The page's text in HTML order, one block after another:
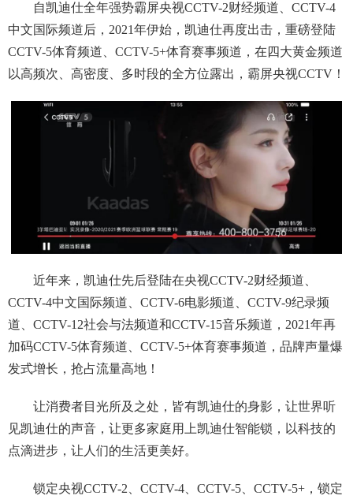
自凯迪仕全年强势霸屏央视CCTV-2财经频道、CCTV-4
中文国际频道后，2021年伊始，凯迪仕再度出击，重磅登陆
CCTV-5体育频道、CCTV-5+体育赛事频道，在四大黄金频道
以高频次、高密度、多时段的全方位露出，霸屏央视CCTV！
近年来，凯迪仕先后登陆在央视CCTV-2财经频道、
CCTV-4中文国际频道、CCTV-6电影频道、CCTV-9纪录频
道、CCTV-12社会与法频道和CCTV-15音乐频道，2021年再
加码CCTV-5体育频道、CCTV-5+体育赛事频道，品牌声量爆
发式增长，抢占流量高地！
让消费者目光所及之处，皆有凯迪仕的身影，让世界听
见凯迪仕的声音，让更多家庭用上凯迪仕智能锁，以科技的
点滴进步，让人们的生活更美好。
锁定央视CCTV-2、CCTV-4、CCTV-5、CCTV-5+，锁定